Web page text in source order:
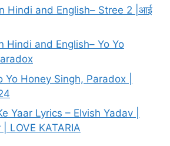
Hindi and English– Stree 2 |आई
Hindi and English– Yo Yo
Yo Honey Singh, Paradox |
Yaar Lyrics – Elvish Yadav |
LOVE KATARIA